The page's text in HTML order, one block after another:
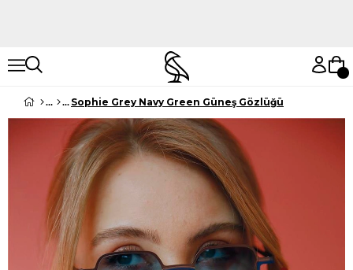
Sophie Grey Navy Green Güneş Gözlüğü